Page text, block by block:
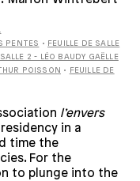
PENTES • FEUILLE DE SALLE
2 - LÉO BAUDY GAËLLE
POISSON •
FEUILLE DE
l’envers
in a
time the
For the
to plunge into the